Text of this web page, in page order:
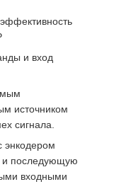
и вход
источником
сигнала.
энкодером
и последующую
входными